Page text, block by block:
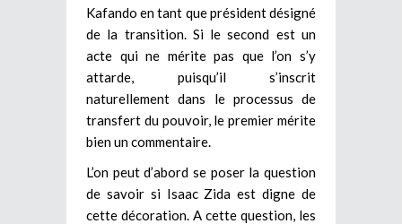
Kafando en tant que président désigné
de la transition. Si le second est un
acte qui ne mérite pas que l’on s’y
attarde, puisqu’il s’inscrit
naturellement dans le processus de
transfert du pouvoir, le premier mérite
bien un commentaire.
L’on peut d’abord se poser la question
de savoir si Isaac Zida est digne de
cette décoration. A cette question, les